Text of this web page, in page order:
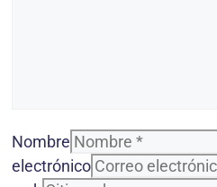
Nombre
electrónico